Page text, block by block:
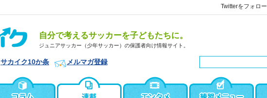
Twitterをフォロー
自分で考えるサッカーを子どもたちに。
ジュニアサッカー（少年サッカー）の保護者向け情報サイト。
サカイク10か条 メルマガ登録